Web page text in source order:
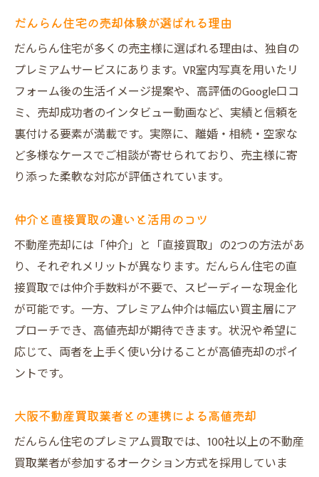
だんらん住宅の売却体験が選ばれる理由
だんらん住宅が多くの売主様に選ばれる理由は、独自の
プレミアムサービスにあります。VR室内写真を用いたリ
フォーム後の生活イメージ提案や、高評価のGoogle口コ
ミ、売却成功者のインタビュー動画など、実績と信頼を
裏付ける要素が満載です。実際に、離婚・相続・空家な
ど多様なケースでご相談が寄せられており、売主様に寄
り添った柔軟な対応が評価されています。
仲介と直接買取の違いと活用のコツ
不動産売却には「仲介」と「直接買取」の2つの方法があ
り、それぞれメリットが異なります。だんらん住宅の直
接買取では仲介手数料が不要で、スピーディーな現金化
が可能です。一方、プレミアム仲介は幅広い買主層にア
プローチでき、高値売却が期待できます。状況や希望に
応じて、両者を上手く使い分けることが高値売却のポイ
ントです。
大阪不動産買取業者との連携による高値売却
だんらん住宅のプレミアム買取では、100社以上の不動産
買取業者が参加するオークション方式を採用していま